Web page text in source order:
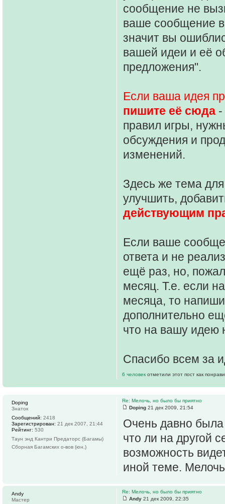
сообщение не
ваше сообщение
значит вы
вашей идеи и её
предложения".
Если ваша идея
пишите её сюда
правил игры,
обсуждения и
изменений.
Здесь же тема
улучшить,
действующим
Если ваше
ответа и не
ещё раз, но,
месяц. Т.е. если
месяца, то
дополнительно
что на вашу идею
Спасибо всем за
6 человек отметили этот пост как
Re: Мелочь, но было бы приятно
Doping 21 дек 2009, 21:54
Очень давно
что ли на другой
возможность
иной теме.
Doping
Знаток
Сообщений: 2418
Зарегистрирован: 21 дек 2007, 21:44
Рейтинг: 530
Таун энд Кантри Предаторс (Багамы)
Сборная Багамских о-вов (юн.)
Re: Мелочь, но было бы приятно
Andy 21 дек 2009, 22:35
Andy
Мастер